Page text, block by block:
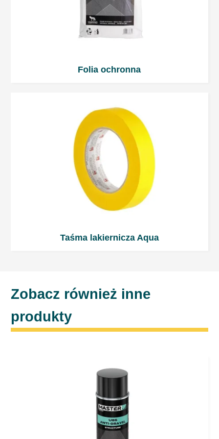
10 ÷ 15 minut fal krótkich, w zależności od
grubości warstwy i rodzaju promiennika. Nie
przekraczać temperatury 60°C.
1 litr mieszanki wystarcza do pomalowania 10
m2 powierzchni warstwą o grubości 60 μm.
Polerowanie i usuwanie wtrąceń
Polerowanie zazwyczaj nie jest potrzebne, jako
że lakier bezbarwny C38 VHS 2:1 daje
Jeśli pojawiły się wtrącenia brudu, zaleca się
Nie przekraczać zalecanych ilości
lakierując w temperaturze pokojowej.
produktu aplikowanego powinny być
Podczas pracy z produktami 2-
Folia ochronna
Taśma lakiernicza Aqua
Zobacz również inne
produkty